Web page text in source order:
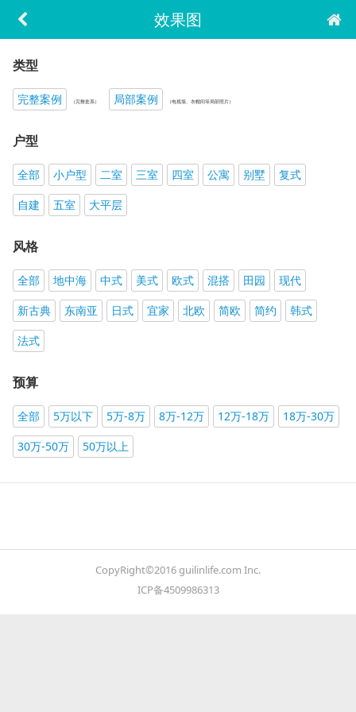
效果图
类型
完整案例 （完整套系） 局部案例 （电视墙、衣帽间等局部照片）
户型
全部 小户型 二室 三室 四室 公寓 别墅
复式
自建
五室 大平层
风格
全部 地中海 中式 美式 欧式 混搭 田园
现代
新古典
东南亚 日式 宜家 北欧 简欧 简约
韩式
法式
预算
全部 5万以下 5万-8万 8万-12万 12万-18万
18万-30万
30万-50万
50万以上
CopyRight©2016 guilinlife.com Inc.
ICP备4509986313